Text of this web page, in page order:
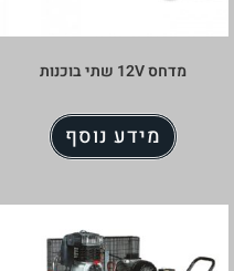
נוסף
מדחס 300 ליטר 5.5 כ"ס 400V